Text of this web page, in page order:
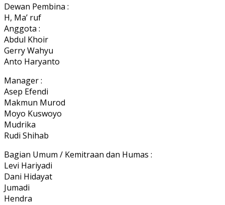
Dewan Pembina :
H, Ma’ ruf
Anggota :
Abdul Khoir
Gerry Wahyu
Anto Haryanto
Manager :
Asep Efendi
Makmun Murod
Moyo Kuswoyo
Mudrika
Rudi Shihab
Bagian Umum / Kemitraan dan Humas :
Levi Hariyadi
Dani Hidayat
Jumadi
Hendra